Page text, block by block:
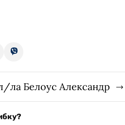
ла Белоус Александр